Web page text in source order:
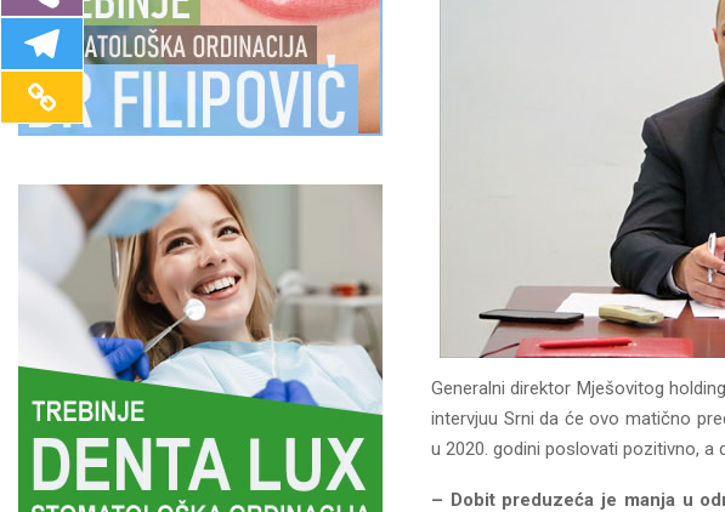
Generalni direktor Mješovitog
intervjuu Srni da će ovo matično
u 2020. godini poslovati pozitivno, a
– Dobit preduzeća je manja u